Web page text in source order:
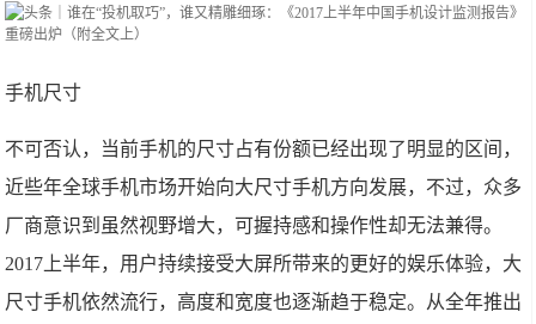
手机尺寸
不可否认，当前手机的尺寸占有份额已经出现了明显的区间，
近些年全球手机市场开始向大尺寸手机方向发展，不过，众多
厂商意识到虽然视野增大，可握持感和操作性却无法兼得。
2017上半年，用户持续接受大屏所带来的更好的娱乐体验，大
尺寸手机依然流行，高度和宽度也逐渐趋于稳定。从全年推出